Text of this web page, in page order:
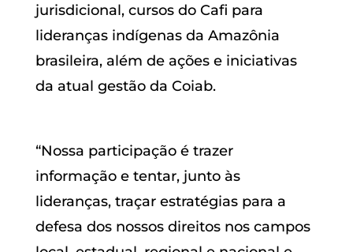
jurisdicional, cursos do Cafi para
lideranças indígenas da Amazônia
brasileira, além de ações e iniciativas
da atual gestão da Coiab.